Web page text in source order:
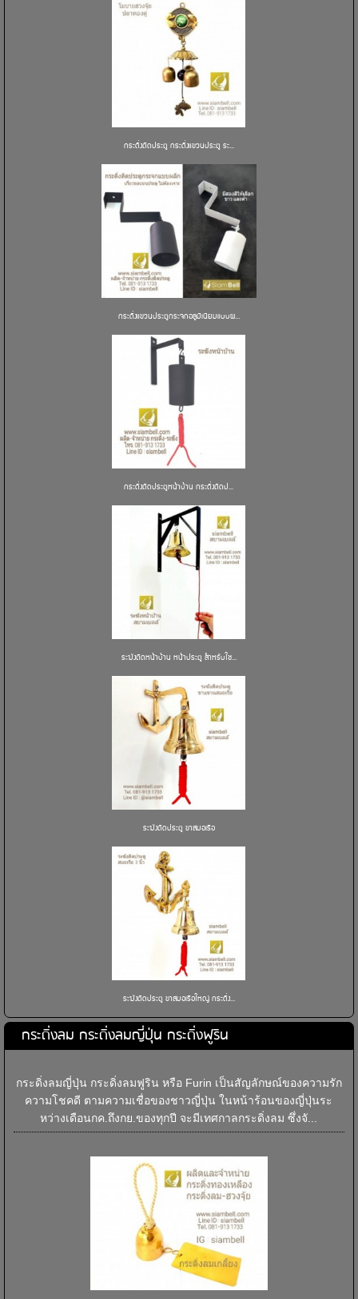
กระดิ่งติดประตู กระดิ่งแขวนประตู ระ...
กระดิ่งแขวนประตูกระจกอลูมิเนียมแบบผ...
กระดิ่งติดประตูหน้าบ้าน กระดิ่งติดป...
ระฆังติดหน้าบ้าน หน้าประตู สำหรับใช...
ระฆังติดประตู ขาสมอเรือ
ระฆังติดประตู ขาสมอเรือใหญ่ กระดิ่ง...
กระดิ่งลม กระดิ่งลมญี่ปุ่น กระดิ่งฟูริน
กระดิ่งลมญี่ปุ่น กระดิ่งลมฟูริน หรือ Furin เป็นสัญลักษณ์ของความรัก
ความโชคดี ตามความเชื่อของชาวญี่ปุ่น ในหน้าร้อนของญี่ปุ่นระ
หว่างเดือนกค.ถึงกย.ของทุกปี จะมีเทศกาลกระดิ่งลม ซึ่งจั...